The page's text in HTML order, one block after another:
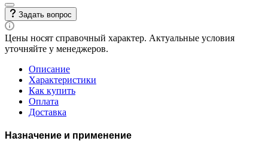
Задать вопрос
Цены носят справочный характер. Актуальные условия
уточняйте у менеджеров.
Описание
Характеристики
Как купить
Оплата
Доставка
Назначение и применение